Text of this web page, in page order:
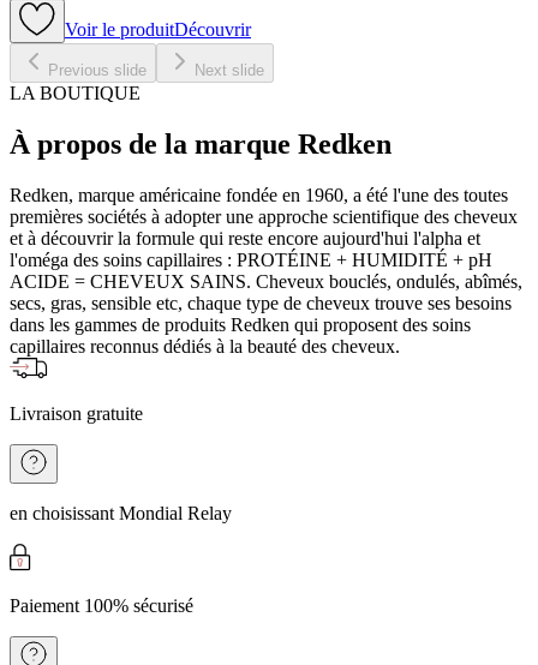
Voir le produitDécouvrir
Previous slide Next slide
LA BOUTIQUE
À propos de la marque Redken
Redken, marque américaine fondée en 1960, a été l'une des toutes
premières sociétés à adopter une approche scientifique des cheveux
et à découvrir la formule qui reste encore aujourd'hui l'alpha et
l'oméga des soins capillaires : PROTÉINE + HUMIDITÉ + pH
ACIDE = CHEVEUX SAINS. Cheveux bouclés, ondulés, abîmés,
secs, gras, sensible etc, chaque type de cheveux trouve ses besoins
dans les gammes de produits Redken qui proposent des soins
capillaires reconnus dédiés à la beauté des cheveux.
Livraison gratuite
en choisissant Mondial Relay
Paiement 100% sécurisé